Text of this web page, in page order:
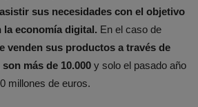
sus necesidades con el objetivo
economía digital. En el caso de
venden sus productos a través de
más de 10.000 y solo el pasado año
millones de euros.